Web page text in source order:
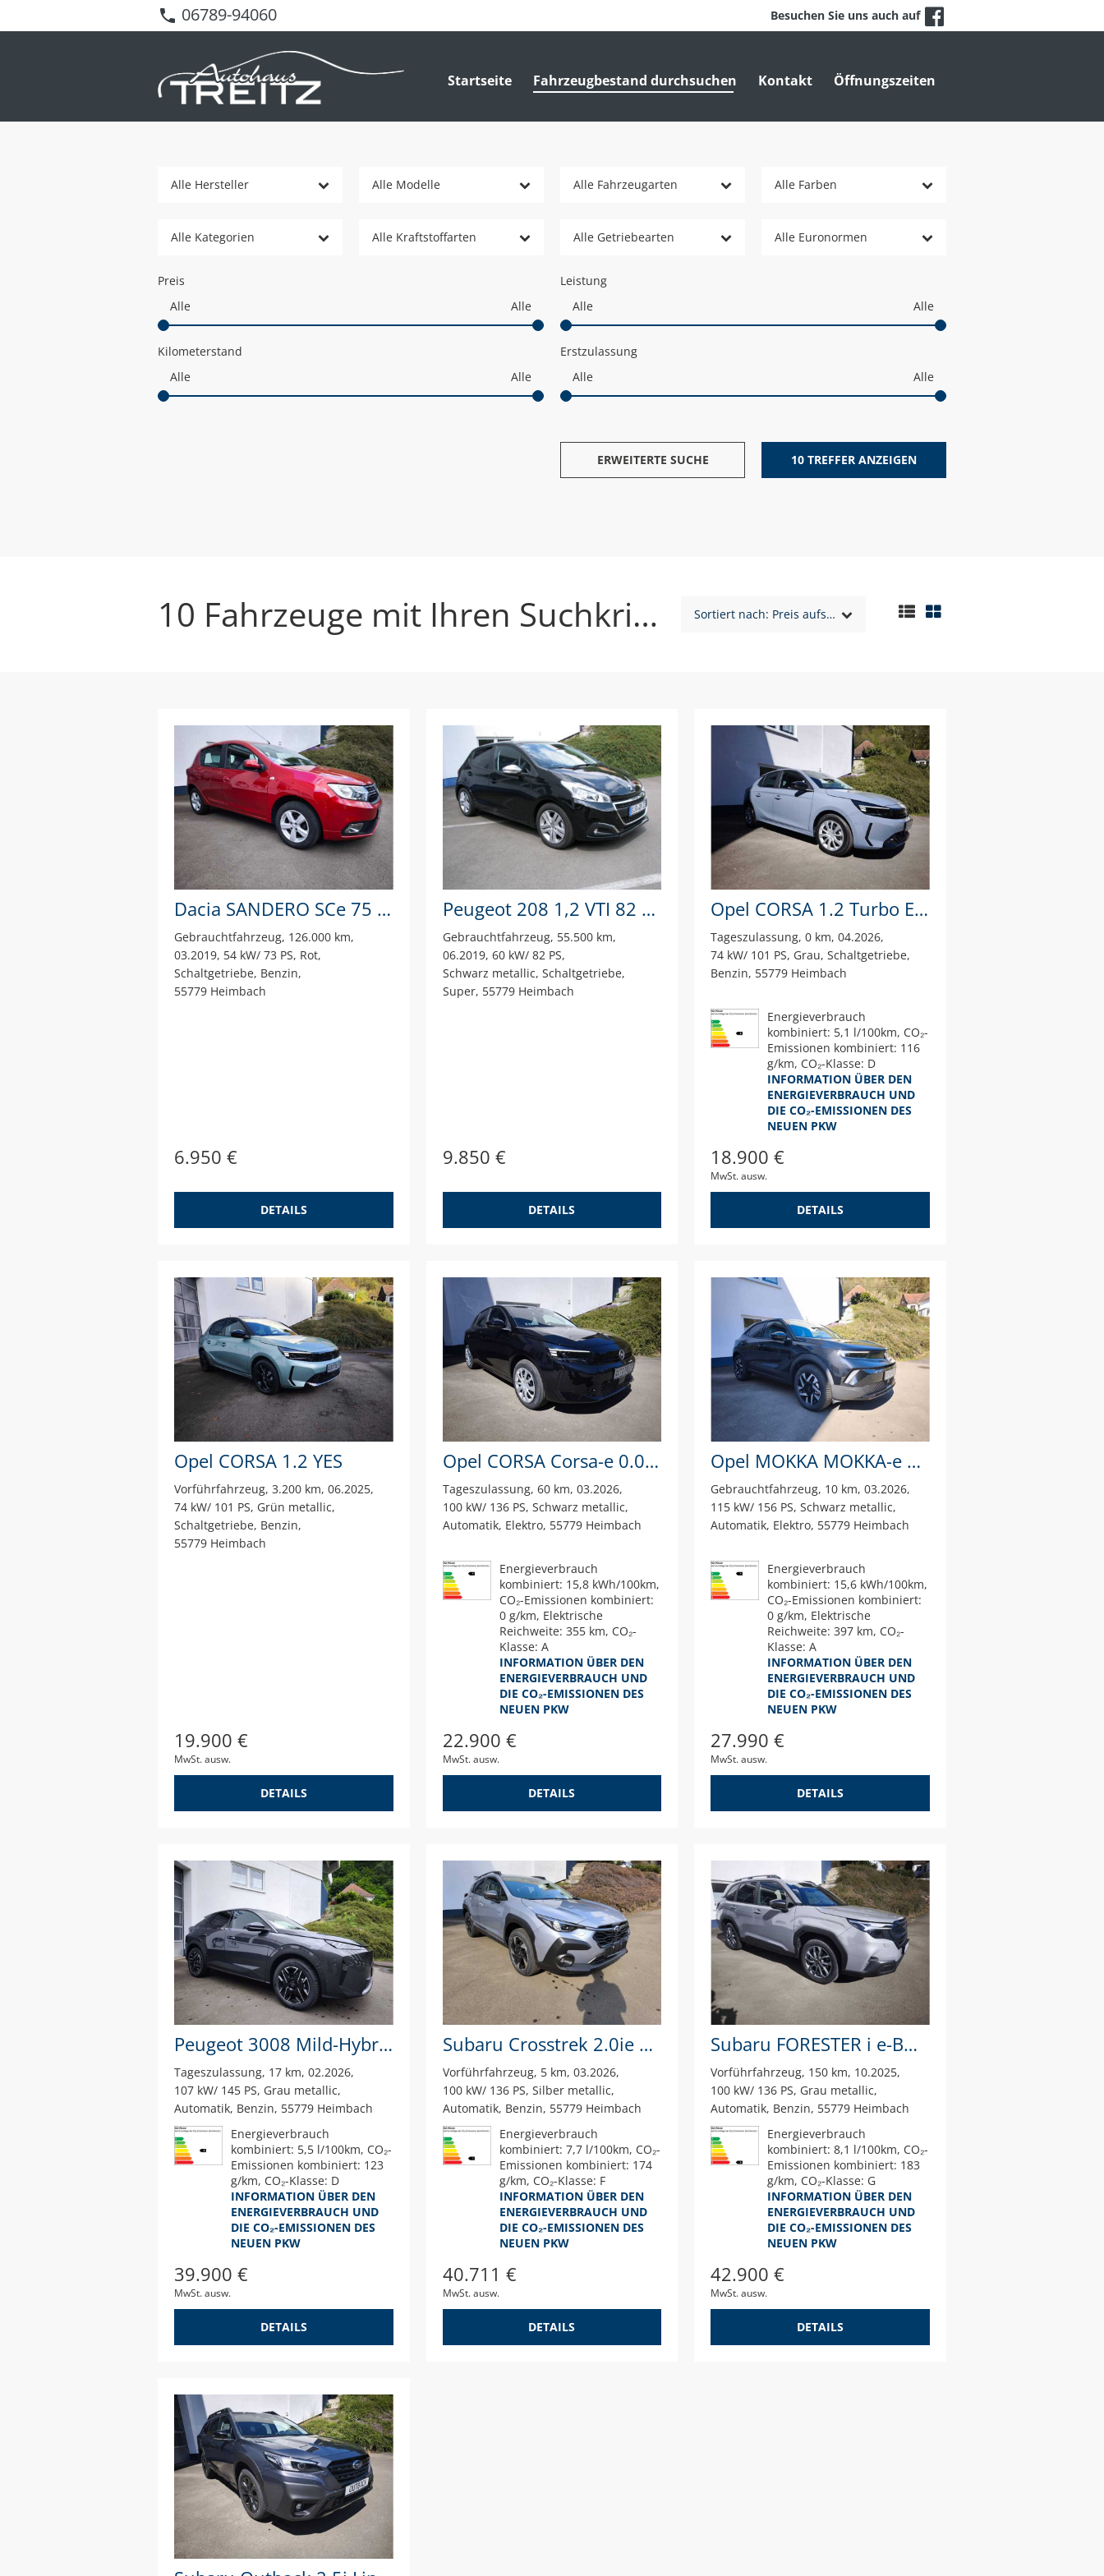
06789-94060 Besuchen Sie uns auch auf
Startseite Fahrzeugbestand durchsuchen Kontakt Öffnungszeiten
Alle Hersteller Alle Modelle Alle Fahrzeugarten Alle Farben
Alle Kategorien Alle Kraftstoffarten Alle Getriebearten Alle Euronormen
Preis Leistung
Kilometerstand Erstzulassung
ERWEITERTE SUCHE 10 TREFFER ANZEIGEN
10 Fahrzeuge mit Ihren Suchkriterien Sortiert nach: Preis aufsteigend
Dacia SANDERO SCe 75 1.0
Gebrauchtfahrzeug 126.000 km
03.2019 54 kW/ 73 PS Rot
Schaltgetriebe Benzin
55779 Heimbach
6.950 €
DETAILS
Peugeot 208 1,2 VTI 82 Signature
Gebrauchtfahrzeug 55.500 km
06.2019 60 kW/ 82 PS
Schwarz metallic Schaltgetriebe
Super 55779 Heimbach
9.850 €
DETAILS
Opel CORSA 1.2 Turbo Edition
Tageszulassung 0 km 04.2026
74 kW/ 101 PS Grau Schaltgetriebe
Benzin 55779 Heimbach
Energieverbrauch
kombiniert: 5,1 l/100km, CO₂-
Emissionen kombiniert: 116
g/km, CO₂-Klasse: D
INFORMATION ÜBER DEN
ENERGIEVERBRAUCH UND
DIE CO₂-EMISSIONEN DES
NEUEN PKW
18.900 €
MwSt. ausw.
DETAILS
Opel CORSA 1.2 YES
Vorführfahrzeug 3.200 km 06.2025
74 kW/ 101 PS Grün metallic
Schaltgetriebe Benzin
55779 Heimbach
19.900 €
MwSt. ausw.
DETAILS
Opel CORSA Corsa-e 0.0 Edition
Tageszulassung 60 km 03.2026
100 kW/ 136 PS Schwarz metallic
Automatik Elektro 55779 Heimbach
Energieverbrauch
kombiniert: 15,8 kWh/100km,
CO₂-Emissionen kombiniert:
0 g/km, Elektrische
Reichweite: 355 km, CO₂-
Klasse: A
INFORMATION ÜBER DEN
ENERGIEVERBRAUCH UND
DIE CO₂-EMISSIONEN DES
NEUEN PKW
22.900 €
MwSt. ausw.
DETAILS
Opel MOKKA MOKKA-e 0.0 e Edition
Gebrauchtfahrzeug 10 km 03.2026
115 kW/ 156 PS Schwarz metallic
Automatik Elektro 55779 Heimbach
Energieverbrauch
kombiniert: 15,6 kWh/100km,
CO₂-Emissionen kombiniert:
0 g/km, Elektrische
Reichweite: 397 km, CO₂-
Klasse: A
INFORMATION ÜBER DEN
ENERGIEVERBRAUCH UND
DIE CO₂-EMISSIONEN DES
NEUEN PKW
27.990 €
MwSt. ausw.
DETAILS
Peugeot 3008 Mild-Hybrid 145 1.2 GT
Tageszulassung 17 km 02.2026
107 kW/ 145 PS Grau metallic
Automatik Benzin 55779 Heimbach
Energieverbrauch
kombiniert: 5,5 l/100km, CO₂-
Emissionen kombiniert: 123
g/km, CO₂-Klasse: D
INFORMATION ÜBER DEN
ENERGIEVERBRAUCH UND
DIE CO₂-EMISSIONEN DES
NEUEN PKW
39.900 €
MwSt. ausw.
DETAILS
Subaru Crosstrek 2.0ie e-BOXER Comfort Lineartr ANDERE
Vorführfahrzeug 5 km 03.2026
100 kW/ 136 PS Silber metallic
Automatik Benzin 55779 Heimbach
Energieverbrauch
kombiniert: 7,7 l/100km, CO₂-
Emissionen kombiniert: 174
g/km, CO₂-Klasse: F
INFORMATION ÜBER DEN
ENERGIEVERBRAUCH UND
DIE CO₂-EMISSIONEN DES
NEUEN PKW
40.711 €
MwSt. ausw.
DETAILS
Subaru FORESTER i e-BOXER 2.0 AWD
Vorführfahrzeug 150 km 10.2025
100 kW/ 136 PS Grau metallic
Automatik Benzin 55779 Heimbach
Energieverbrauch
kombiniert: 8,1 l/100km, CO₂-
Emissionen kombiniert: 183
g/km, CO₂-Klasse: G
INFORMATION ÜBER DEN
ENERGIEVERBRAUCH UND
DIE CO₂-EMISSIONEN DES
NEUEN PKW
42.900 €
MwSt. ausw.
DETAILS